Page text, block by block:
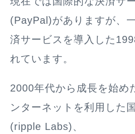
(PayPal)がありますが、
済サービスを導入した
れています。
2000年代から成長を始め
ンターネットを利用した
(ripple Labs)、